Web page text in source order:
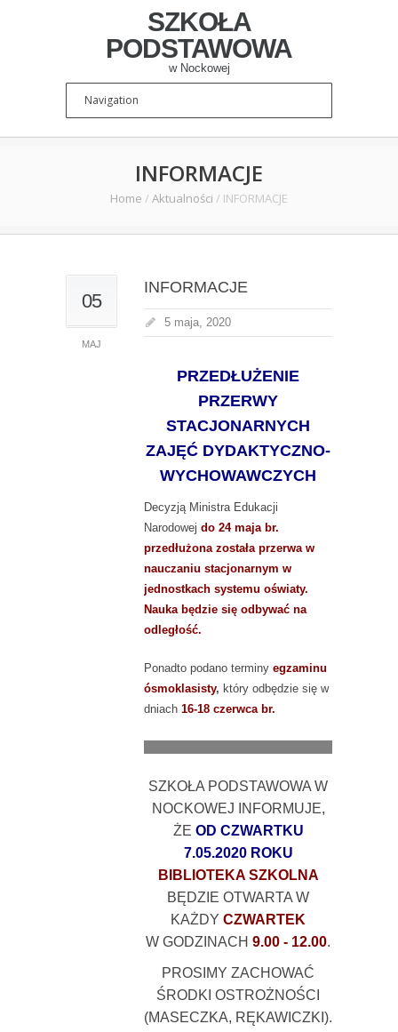
SZKOŁA
PODSTAWOWA
w Nockowej
INFORMACJE
Home / Aktualności / INFORMACJE
05
MAJ
INFORMACJE
5 maja, 2020
PRZEDŁUŻENIE
PRZERWY
STACJONARNYCH
ZAJĘĆ DYDAKTYCZNO-
WYCHOWAWCZYCH
Decyzją Ministra Edukacji
Narodowej do 24 maja br.
przedłużona została przerwa w
nauczaniu stacjonarnym w
jednostkach systemu oświaty.
Nauka będzie się odbywać na
odległość.
Ponadto podano terminy egzaminu
ósmoklasisty, który odbędzie się w
dniach 16-18 czerwca br.
SZKOŁA PODSTAWOWA W
NOCKOWEJ INFORMUJE,
ŻE OD CZWARTKU
7.05.2020 ROKU
BIBLIOTEKA SZKOLNA
BĘDZIE OTWARTA W
KAŻDY CZWARTEK
W GODZINACH 9.00 - 12.00.
PROSIMY ZACHOWAĆ
ŚRODKI OSTROŻNOŚCI
(MASECZKA, RĘKAWICZKI).